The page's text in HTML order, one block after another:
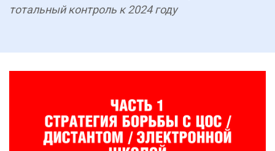
тотальный контроль к 2024 году